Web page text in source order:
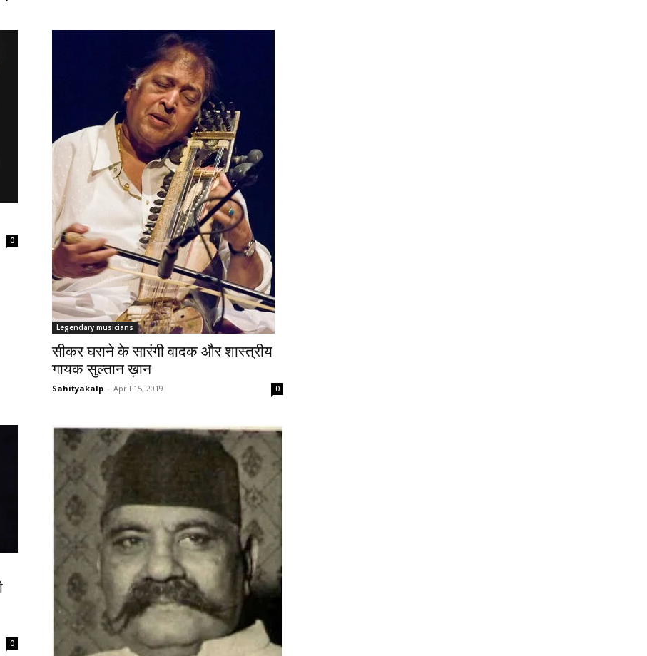
0
Legendary musicians
सीकर घराने के सारंगी वादक और शास्त्रीय
गायक सुल्तान ख़ान
Sahityakalp - April 15, 2019 0
0